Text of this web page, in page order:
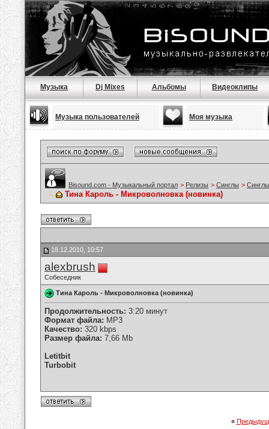
Музыка Dj Mixes Альбомы Видеоклипы
Музыка пользователей Моя музыка
Bisound.com - Музыкальный портал > Релизы > Синглы >
Тина Кароль - Микроволновка (новинка)
18.12.2010, 10:57
alexbrush
Собеседник
Тина Кароль - Микроволновка (новинка)
Продолжительность: 3:20 минут
Формат файла: MP3
Качество: 320 kbps
Размер файла: 7,66 Mb
Letitbit
Turbobit
«